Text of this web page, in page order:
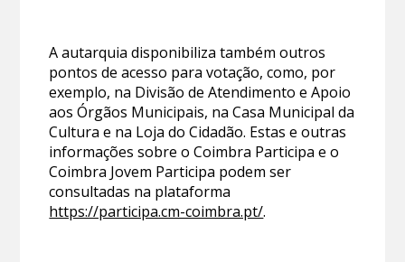
A autarquia disponibiliza também outros
pontos de acesso para votação, como, por
exemplo, na Divisão de Atendimento e Apoio
aos Órgãos Municipais, na Casa Municipal da
Cultura e na Loja do Cidadão. Estas e outras
informações sobre o Coimbra Participa e o
Coimbra Jovem Participa podem ser
consultadas na plataforma
https://participa.cm-coimbra.pt/.